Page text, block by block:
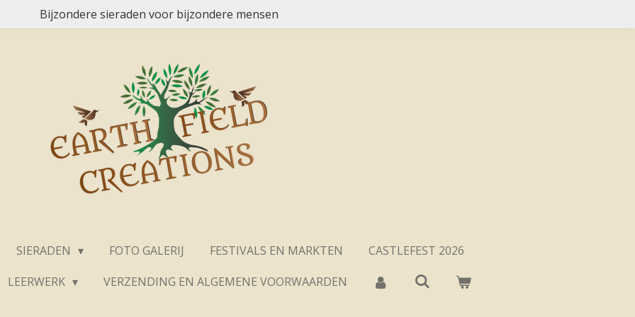
Bijzondere sieraden voor bijzondere mensen
SIERADEN FOTO GALERIJ FESTIVALS EN MARKTEN
CASTLEFEST 2026
LEERWERK VERZENDING EN ALGEMENE VOORWAARDEN